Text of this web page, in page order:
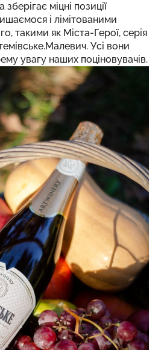
міцні позиції
і лімітованими
такими як Міста-Герої, серія
Усі вони
увагу наших поціновувачів.